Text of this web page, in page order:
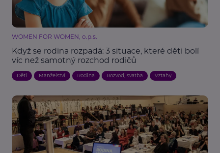
WOMEN FOR WOMEN, o.p.s.
Když se rodina rozpadá: 3 situace, které děti bolí
víc než samotný rozchod rodičů
Děti Manželství Rodina Rozvod, svatba Vztahy